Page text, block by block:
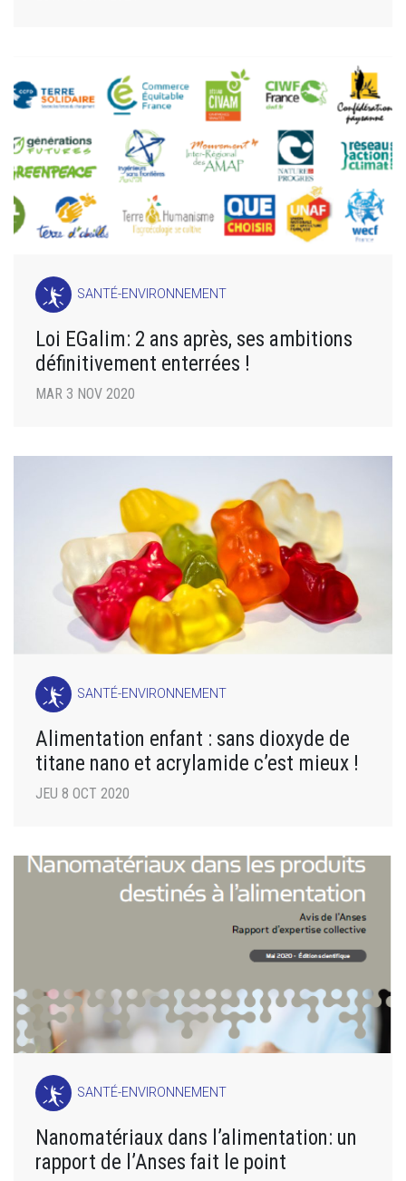
SANTÉ-ENVIRONNEMENT
Loi EGalim: 2 ans après, ses ambitions
définitivement enterrées !
MAR 3 NOV 2020
SANTÉ-ENVIRONNEMENT
Alimentation enfant : sans dioxyde de
titane nano et acrylamide c’est mieux !
JEU 8 OCT 2020
SANTÉ-ENVIRONNEMENT
Nanomatériaux dans l’alimentation: un
rapport de l’Anses fait le point